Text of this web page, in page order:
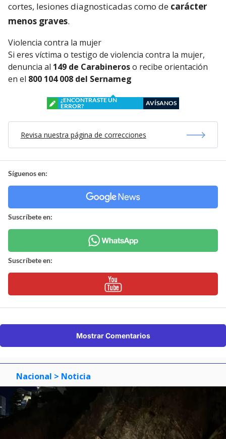
cortes, lesiones diagnosticadas como de carácter
menos graves.
Violencia contra la mujer
Si eres víctima o testigo de violencia contra la mujer,
denuncia al 149 de Carabineroso recibe orientación
en el 800 104 008 del Sernameg
¿ENCONTRASTE UN
ERROR?
AVÍSANOS
Revisa nuestra página de correcciones
Síguenos en:
Suscríbete en:
Suscríbete en:
Mostrar Comentarios
Nacional > Noticia